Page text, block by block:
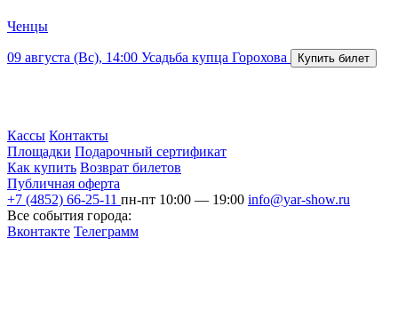
Ченцы
09 августа (Вс), 14:00 Усадьба купца Горохова
Кассы Контакты
Площадки Подарочный сертификат
Как купить Возврат билетов
Публичная оферта
+7 (4852) 66-25-11 пн-пт 10:00 — 19:00 info@yar-show.ru
Все события города:
Вконтакте Телеграмм